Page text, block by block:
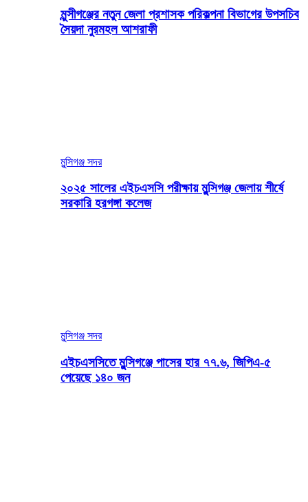
মুন্সীগঞ্জের নতুন জেলা প্রশাসক পরিকল্পনা বিভাগের উপসচিব
সৈয়দা নুরমহল আশরাফী
মুন্সিগঞ্জ সদর
২০২৫ সালের এইচএসসি পরীক্ষায় মুন্সিগঞ্জ জেলায় শীর্ষে
সরকারি হরগঙ্গা কলেজ
মুন্সিগঞ্জ সদর
এইচএসসিতে মুন্সিগঞ্জে পাসের হার ৭৭.৬, জিপিএ-৫
পেয়েছে ১৪০ জন